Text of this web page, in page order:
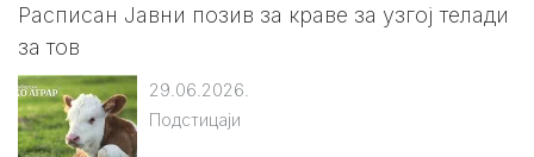
Расписан Jавни позив за краве за узгој телади
за тов
29.06.2026.
Подстицаји